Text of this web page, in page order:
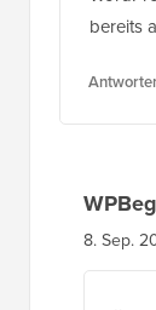
bereits
8. Sep.